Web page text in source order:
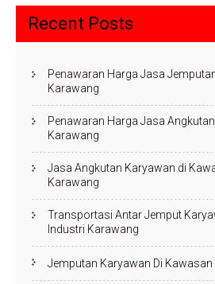
Recent Posts
Penawaran Harga Jasa
Karawang
Penawaran Harga Jasa
Karawang
Jasa Angkutan Karyawan di
Karawang
Transportasi Antar Jemput
Industri Karawang
Jemputan Karyawan Di